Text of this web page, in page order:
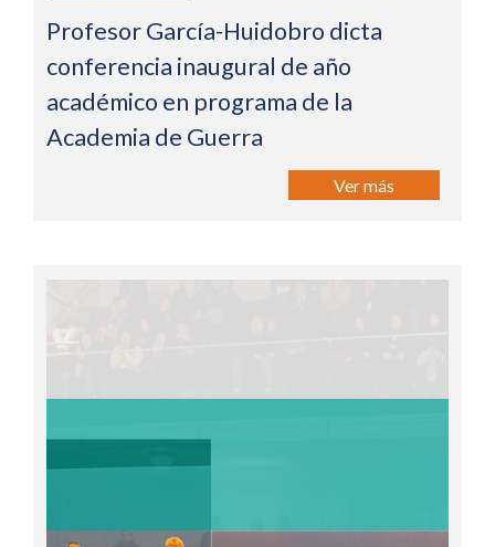
Profesor García-Huidobro dicta
conferencia inaugural de año
académico en programa de la
Academia de Guerra
Ver más